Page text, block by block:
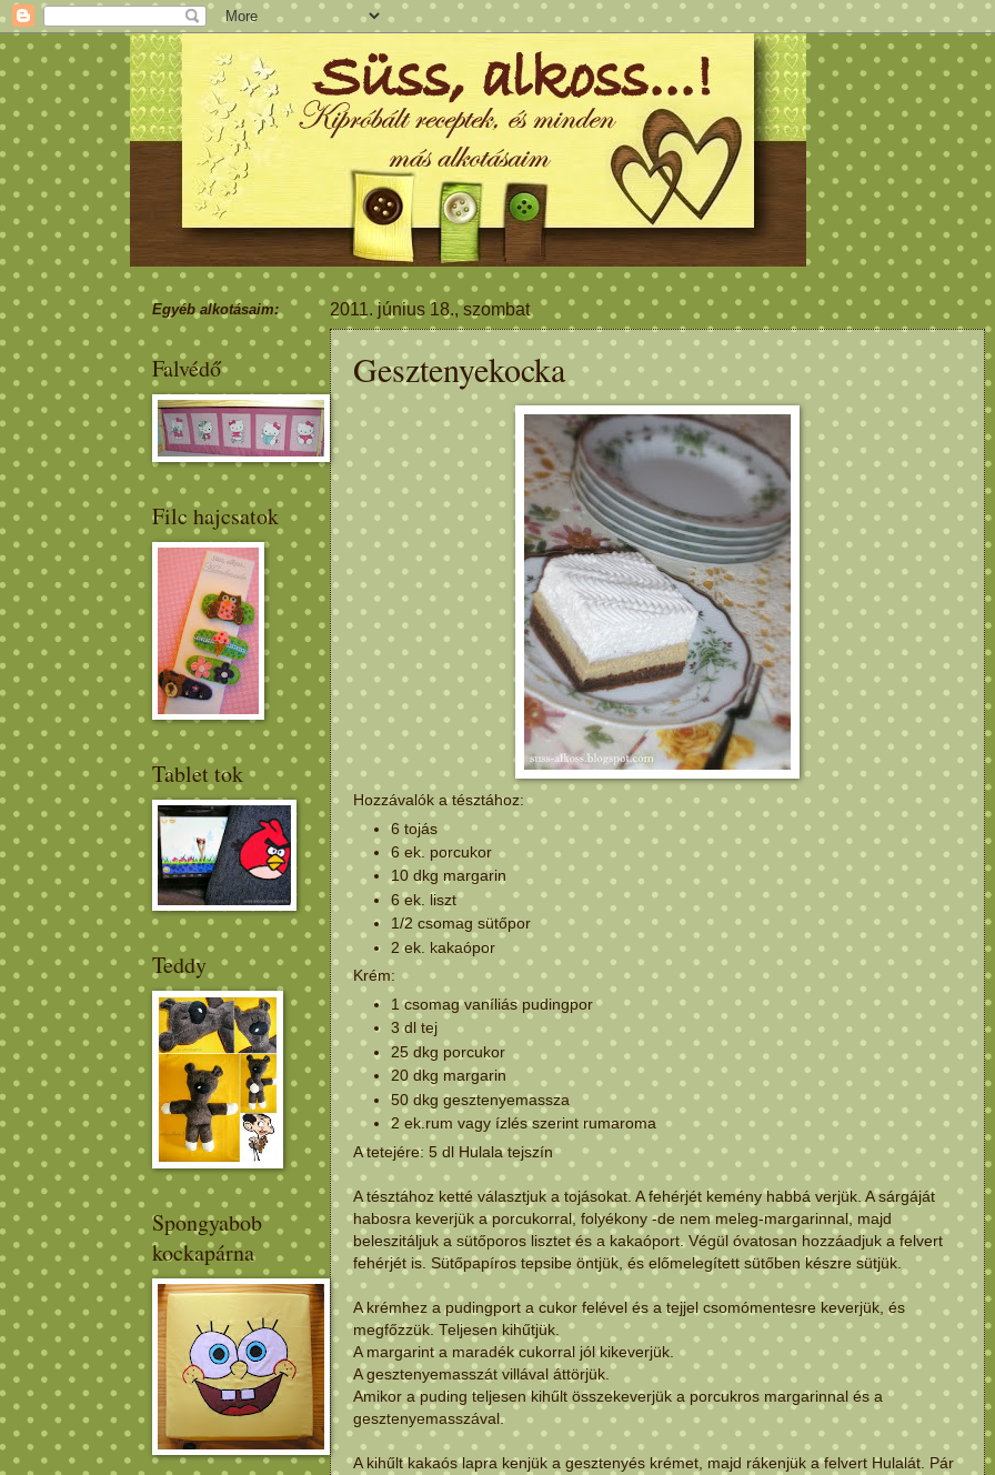
2011. június 18., szombat
Gesztenyekocka
Hozzávalók a tésztához:
6 tojás
6 ek. porcukor
10 dkg margarin
6 ek. liszt
1/2 csomag sütőpor
2 ek. kakaópor
Krém:
1 csomag vaníliás pudingpor
3 dl tej
25 dkg porcukor
20 dkg margarin
50 dkg gesztenyemassza
2 ek.rum vagy ízlés szerint rumaroma
A tetejére: 5 dl Hulala tejszín
A tésztához ketté választjuk a tojásokat. A fehérjét kemény habbá verjük. A sárgáját
habosra keverjük a porcukorral, folyékony -de nem meleg-margarinnal, majd
beleszitáljuk a sütőporos lisztet és a kakaóport. Végül óvatosan hozzáadjuk a felvert
fehérjét is. Sütőpapíros tepsibe öntjük, és előmelegített sütőben készre sütjük.
A krémhez a pudingport a cukor felével és a tejjel csomómentesre keverjük, és
megfőzzük. Teljesen kihűtjük.
A margarint a maradék cukorral jól kikeverjük.
A gesztenyemasszát villával áttörjük.
Amikor a puding teljesen kihűlt összekeverjük a porcukros margarinnal és a
gesztenyemasszával.
A kihűlt kakaós lapra kenjük a gesztenyés krémet, majd rákenjük a felvert Hulalát. Pár
Egyéb alkotásaim:
Falvédő
Filc hajcsatok
Tablet tok
Teddy
Spongyabob
kockapárna